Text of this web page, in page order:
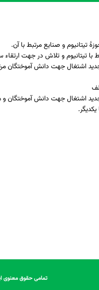
تیتانیوم و صنایع مرتبط با آن.
با تیتانیوم و تلاش در جهت
اشتغال جهت دانش آموختگان
اشتغال جهت دانش آموختگان
تمامی حقوق معنوی